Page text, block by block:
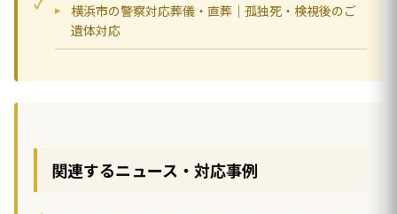
横浜市の警察対応葬儀・直葬｜孤独死・検視後のご
遺体対応
関連するニュース・対応事例